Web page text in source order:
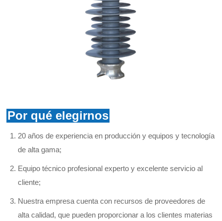
Por qué elegirnos
20 años de experiencia en producción y equipos y tecnología
de alta gama;
Equipo técnico profesional experto y excelente servicio al
cliente;
Nuestra empresa cuenta con recursos de proveedores de
alta calidad, que pueden proporcionar a los clientes materias